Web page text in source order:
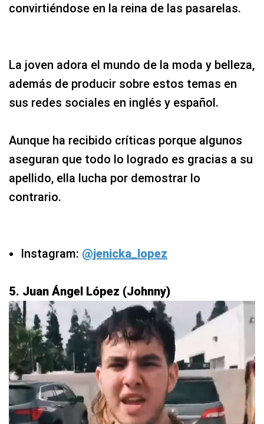
convirtiéndose en la reina de las pasarelas.
La joven adora el mundo de la moda y belleza,
además de producir sobre estos temas en
sus redes sociales en inglés y español.
Aunque ha recibido críticas porque algunos
aseguran que todo lo logrado es gracias a su
apellido, ella lucha por demostrar lo
contrario.
Instagram: @jenicka_lopez
5. Juan Ángel López (Johnny)